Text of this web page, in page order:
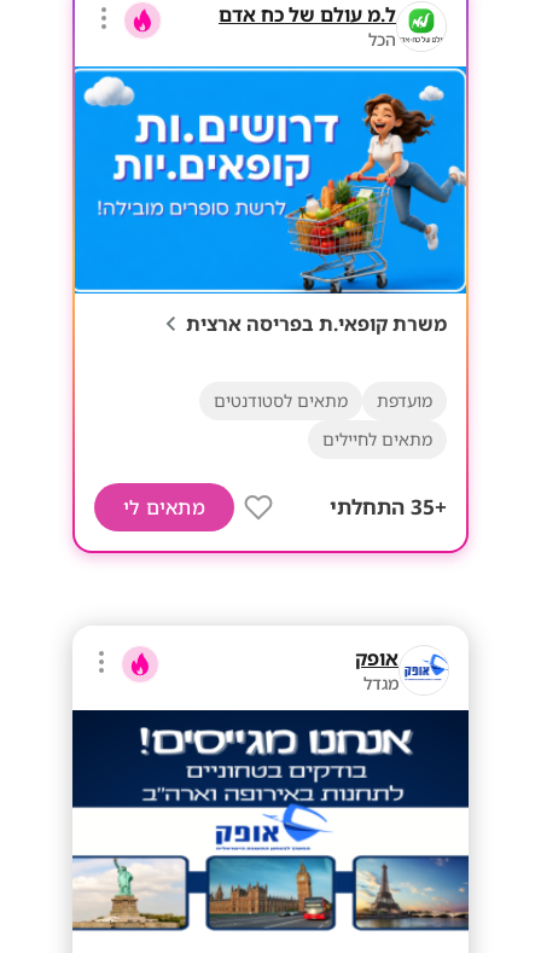
ל.מ עולם של כח אדם
הכל
משרת קופאי.ת בפריסה ארצית
מועדפת
מתאים לסטודנטים
מתאים לחיילים
+35 התחלתי מתאים לי
אופק
מגדל